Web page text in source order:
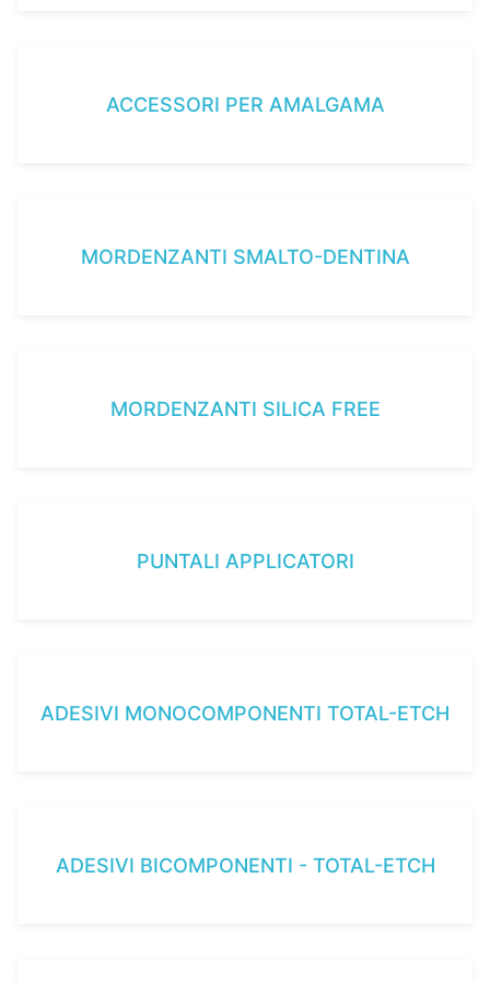
ACCESSORI PER AMALGAMA
MORDENZANTI SMALTO-DENTINA
MORDENZANTI SILICA FREE
PUNTALI APPLICATORI
ADESIVI MONOCOMPONENTI TOTAL-ETCH
ADESIVI BICOMPONENTI - TOTAL-ETCH